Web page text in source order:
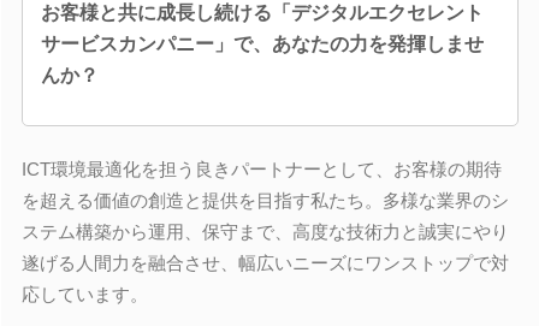
お客様と共に成長し続ける「デジタルエクセレント
サービスカンパニー」で、あなたの力を発揮しませ
んか？
ICT環境最適化を担う良きパートナーとして、お客様の期待
を超える価値の創造と提供を目指す私たち。多様な業界のシ
ステム構築から運用、保守まで、高度な技術力と誠実にやり
遂げる人間力を融合させ、幅広いニーズにワンストップで対
応しています。